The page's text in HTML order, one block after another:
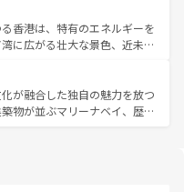
ベトナムコーヒーなどは、ぜ
域を訪れてもあたたかい人々
、きっと忘れられない旅にな
ではチェンマイなどの山岳地
はプーケットやクラビの美し
しむことができる。タイ料理
、どの季節にも異なる楽しみ
タイの人々、仏教を中心とし
源が、訪れる旅人を魅了し続
香港は、特有のエネルギーを
に広がる壮大な景色、近未来
はず。観光スポットが密集し
回れるのも魅力。息をのむよ
で、香港を存分に楽しみ尽く
が融合した独自の魅力を放つ
物が並ぶマリーナベイ、歴史